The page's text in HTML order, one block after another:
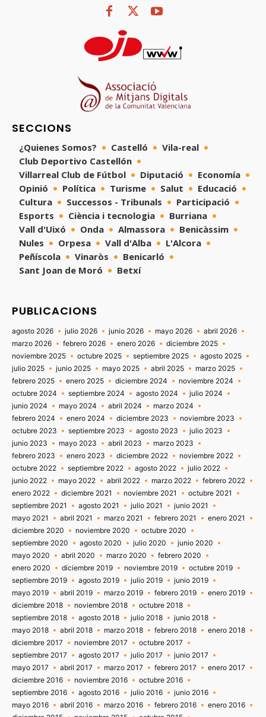
SECCIONS
¿Quienes Somos? Castelló
Vila-real
Club Deportivo Castellón
Villarreal Club de Fútbol
Diputació
Economía
Opinió
Política Turisme Salut
Educació
Cultura
Successos - Tribunals
Participació
Esports
Ciència i tecnologia
Burriana
Vall d'Uixó
Onda Almassora
Benicàssim
Nules
Orpesa Vall d'Alba
L'Alcora
Peñíscola
Vinaròs
Benicarló
Sant Joan de Moró
Betxí
PUBLICACIONS
agosto 2026 julio 2026 junio 2026 mayo 2026
abril 2026
marzo 2026
febrero 2026 enero 2026
diciembre 2025
noviembre 2025
octubre 2025 septiembre 2025
agosto 2025
julio 2025
junio 2025 mayo 2025 abril 2025
marzo 2025
febrero 2025
enero 2025 diciembre 2024
noviembre 2024
octubre 2024
septiembre 2024 agosto 2024
julio 2024
junio 2024
mayo 2024 abril 2024
marzo 2024
febrero 2024
enero 2024 diciembre 2023
noviembre 2023
octubre 2023
septiembre 2023 agosto 2023
julio 2023
junio 2023
mayo 2023 abril 2023
marzo 2023
febrero 2023
enero 2023 diciembre 2022
noviembre 2022
octubre 2022
septiembre 2022 agosto 2022
julio 2022
junio 2022
mayo 2022 abril 2022 marzo 2022
febrero 2022
enero 2022
diciembre 2021 noviembre 2021
octubre 2021
septiembre 2021
agosto 2021 julio 2021
junio 2021
mayo 2021
abril 2021 marzo 2021 febrero 2021
enero 2021
diciembre 2020
noviembre 2020
octubre 2020
septiembre 2020
agosto 2020 julio 2020
junio 2020
mayo 2020
abril 2020 marzo 2020
febrero 2020
enero 2020
diciembre 2019 noviembre 2019
octubre 2019
septiembre 2019
agosto 2019 julio 2019
junio 2019
mayo 2019
abril 2019 marzo 2019 febrero 2019
enero 2019
diciembre 2018
noviembre 2018
octubre 2018
septiembre 2018
agosto 2018 julio 2018
junio 2018
mayo 2018
abril 2018 marzo 2018 febrero 2018
enero 2018
diciembre 2017
noviembre 2017
octubre 2017
septiembre 2017
agosto 2017 julio 2017
junio 2017
mayo 2017
abril 2017 marzo 2017 febrero 2017
enero 2017
diciembre 2016
noviembre 2016
octubre 2016
septiembre 2016
agosto 2016 julio 2016
junio 2016
mayo 2016
abril 2016 marzo 2016 febrero 2016
enero 2016